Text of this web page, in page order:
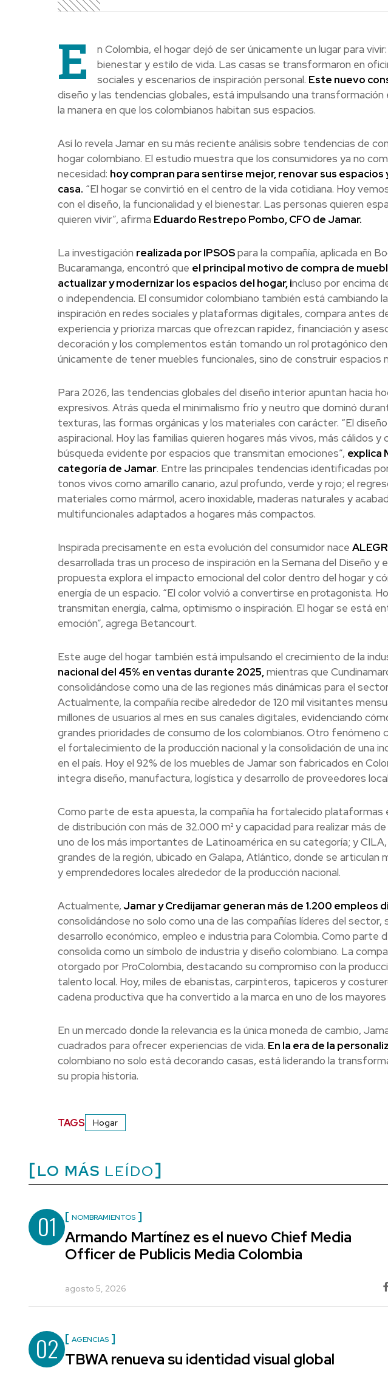
E
n Colombia, el hogar dejó de ser únicamente un lugar para
bienestar y estilo de vida. Las casas se transformaron en
sociales y escenarios de inspiración personal. Este nuevo
diseño y las tendencias globales, está impulsando una
la manera en que los colombianos habitan sus espacios.
Así lo revela Jamar en su más reciente análisis sobre tendencias de
hogar colombiano. El estudio muestra que los consumidores ya no
necesidad: hoy compran para sentirse mejor, renovar sus
casa. “El hogar se convirtió en el centro de la vida cotidiana. Hoy
con el diseño, la funcionalidad y el bienestar. Las personas quieren
quieren vivir”, afirma Eduardo Restrepo Pombo, CFO de Jamar.
La investigación realizada por IPSOSpara la compañía, aplicada en
Bucaramanga, encontró que el principal motivo de compra de
actualizar y modernizar los espacios del hogar, incluso por encima
o independencia. El consumidor colombiano también está cambiando
inspiración en redes sociales y plataformas digitales, compara antes
experiencia y prioriza marcas que ofrezcan rapidez, financiación y
decoración y los complementos están tomando un rol protagónico
únicamente de tener muebles funcionales, sino de construir espacios
Para 2026, las tendencias globales del diseño interior apuntan hacia
expresivos. Atrás queda el minimalismo frío y neutro que dominó
texturas, las formas orgánicas y los materiales con carácter. “El
aspiracional. Hoy las familias quieren hogares más vivos, más cálidos y
búsqueda evidente por espacios que transmitan emociones”, explica
categoría de Jamar. Entre las principales tendencias identificadas
tonos vivos como amarillo canario, azul profundo, verde y rojo; el
materiales como mármol, acero inoxidable, maderas naturales y
multifuncionales adaptados a hogares más compactos.
Inspirada precisamente en esta evolución del consumidor nace
desarrollada tras un proceso de inspiración en la Semana del Diseño y
propuesta explora el impacto emocional del color dentro del hogar y
energía de un espacio. “El color volvió a convertirse en protagonista.
transmitan energía, calma, optimismo o inspiración. El hogar se está
emoción”, agrega Betancourt.
Este auge del hogar también está impulsando el crecimiento de la
nacional del 45% en ventas durante 2025,mientras que
consolidándose como una de las regiones más dinámicas para el
Actualmente, la compañía recibe alrededor de 120 mil visitantes
millones de usuarios al mes en sus canales digitales, evidenciando
grandes prioridades de consumo de los colombianos. Otro
el fortalecimiento de la producción nacional y la consolidación de una
en el país. Hoy el 92% de los muebles de Jamar son fabricados en
integra diseño, manufactura, logística y desarrollo de proveedores
Como parte de esta apuesta, la compañía ha fortalecido
de distribución con más de 32.000 m² y capacidad para realizar más
uno de los más importantes de Latinoamérica en su categoría; y
grandes de la región, ubicado en Galapa, Atlántico, donde se
y emprendedores locales alrededor de la producción nacional.
Actualmente, Jamar y Credijamar generan más de 1.200 empleos
consolidándose no solo como una de las compañías líderes del
desarrollo económico, empleo e industria para Colombia. Como parte
consolida como un símbolo de industria y diseño colombiano. La
otorgado por ProColombia, destacando su compromiso con la
talento local. Hoy, miles de ebanistas, carpinteros, tapiceros y
cadena productiva que ha convertido a la marca en uno de los
En un mercado donde la relevancia es la única moneda de cambio,
cuadrados para ofrecer experiencias de vida. En la era de la
colombiano no solo está decorando casas, está liderando la
su propia historia.
TAGS Hogar
LO MÁS LEÍDO
01 NOMBRAMIENTOS
Armando Martínez es el nuevo Chief Media
Officer de Publicis Media Colombia
agosto 5, 2026
02 AGENCIAS
TBWA renueva su identidad visual global